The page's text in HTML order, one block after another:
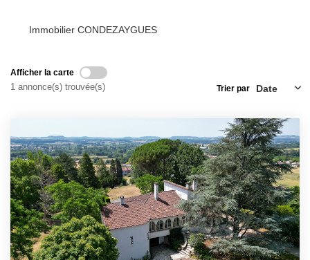
Immobilier CONDEZAYGUES
Afficher la carte
1 annonce(s) trouvée(s) Trier par